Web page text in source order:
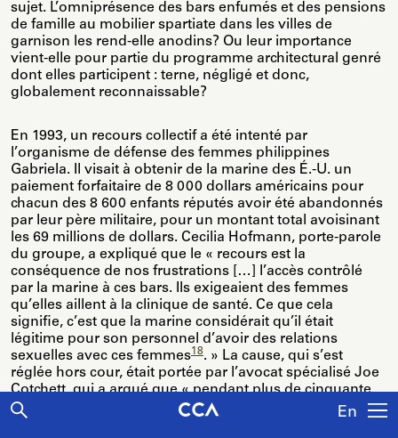
En
sujet. L’omniprésence des bars enfumés et des pensions
de famille au mobilier spartiate dans les villes de
garnison les rend-elle anodins? Ou leur importance
vient-elle pour partie du programme architectural genré
dont elles participent : terne, négligé et donc,
globalement reconnaissable?
En 1993, un recours collectif a été intenté par
l’organisme de défense des femmes philippines
Gabriela. Il visait à obtenir de la marine des É.-U. un
paiement forfaitaire de 8 000 dollars américains pour
chacun des 8 600 enfants réputés avoir été abandonnés
par leur père militaire, pour un montant total avoisinant
les 69 millions de dollars. Cecilia Hofmann, porte-parole
du groupe, a expliqué que le « recours est la
conséquence de nos frustrations […] l’accès contrôlé
par la marine à ces bars. Ils exigeaient des femmes
qu’elles aillent à la clinique de santé. Ce que cela
signifie, c’est que la marine considérait qu’il était
légitime pour son personnel d’avoir des relations
sexuelles avec ces femmes18. » La cause, qui s’est
réglée hors cour, était portée par l’avocat spécialisé Joe
Cotchett, qui a argué que « pendant plus de cinquante
ans, la marine a contrôlé l’exploitation [sexuelle] à